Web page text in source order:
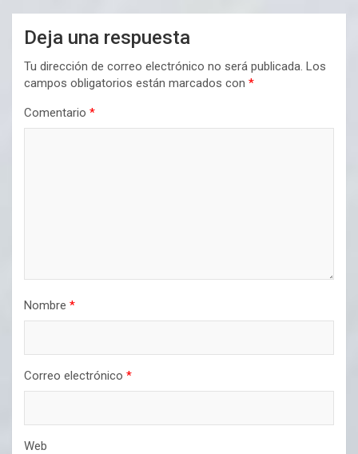
Deja una respuesta
Tu dirección de correo electrónico no será publicada. Los
campos obligatorios están marcados con *
Comentario *
Nombre *
Correo electrónico *
Web